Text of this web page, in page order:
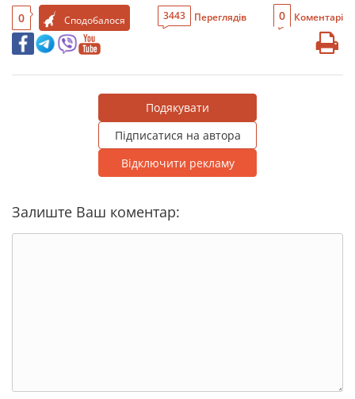
0 Сподобалося 3443 Переглядів 0 Коментарі
Подякувати
Підписатися на автора
Відключити рекламу
Залиште Ваш коментар: